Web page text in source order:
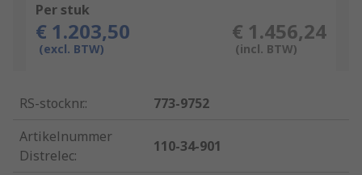
Per stuk
€ 1.203,50
(excl. BTW)
€ 1.456,24
(incl. BTW)
RS-stocknr.:
773-9752
Artikelnummer
Distrelec:
110-34-901